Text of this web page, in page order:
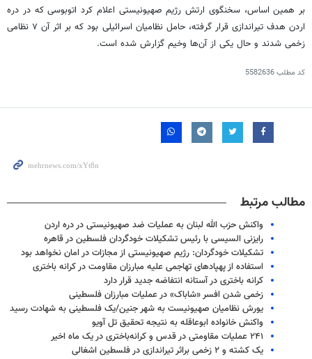
بر همین اساس، سخنگوی ارتش رژیم صهیونیستی اعلام کرد اتوبوسی که در دره
اردن هدف تیراندازی قرار گرفته، حامل نظامیان اسرائیلی بود که بر اثر آن ۷ نظامی
زخمی شدند و حال یکی از آن‌ها وخیم گزارش شده است.
کد مطلب5582636
مطالب مرتبط
واکنش حزب الله لبنان به عملیات ضد صهیونیستی در دره اردن
رایزنی السیسی با رئیس تشکیلات خودگردان فلسطین در قاهره
تشکیلات خودگردان: رژیم صهیونیستی از مجازات در امان نخواهد بود
استفاده از پهپادهای تهاجمی علیه مبارزان مقاومت در کرانه باختری
کرانه باختری در آستانه انتفاضه جدید قرار دارد
زخمی شدن افسر «شاباک» در عملیات مبارزان فلسطینی
یورش نظامیان صهیونیست به شهر جنین/یک فلسطینی به شهادت رسید
واکنش خانواده ابوعاقله به نتیجه تحقیق تل آویو
۲۴۱ عملیات مقاومتی در قدس و کرانه‌باختری در یک ماه اخیر
یک کشته و ۲ زخمی براثر تیراندازی در فلسطین اشغالی